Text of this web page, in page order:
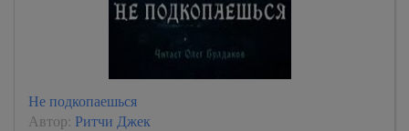
Не подкопаешься
Автор: Ритчи Джек